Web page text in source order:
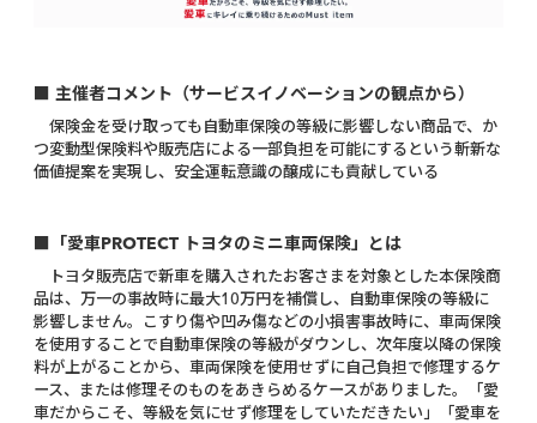
■ 主催者コメント（サービスイノベーションの観点から）
保険金を受け取っても自動車保険の等級に影響しない商品で、か
つ変動型保険料や販売店による一部負担を可能にするという斬新な
価値提案を実現し、安全運転意識の醸成にも貢献している
■「愛車PROTECT トヨタのミニ車両保険」とは
トヨタ販売店で新車を購入されたお客さまを対象とした本保険商
品は、万一の事故時に最大10万円を補償し、自動車保険の等級に
影響しません。こすり傷や凹み傷などの小損害事故時に、車両保険
を使用することで自動車保険の等級がダウンし、次年度以降の保険
料が上がることから、車両保険を使用せずに自己負担で修理するケ
ース、または修理そのものをあきらめるケースがありました。「愛
車だからこそ、等級を気にせず修理をしていただきたい」「愛車を